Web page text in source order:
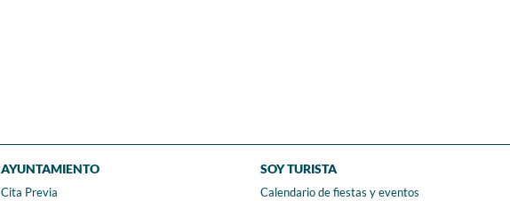
AYUNTAMIENTO
Cita Previa
SOY TURISTA
Calendario de fiestas y eventos